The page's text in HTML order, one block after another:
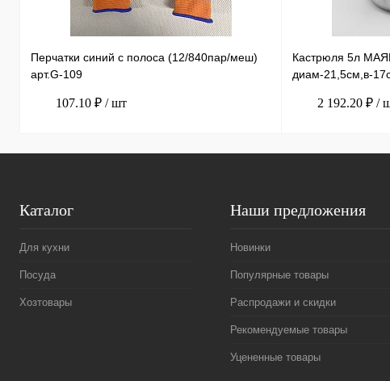
Перчатки синий с полоса (12/840пар/меш)
арт.G-109
107.10 ₽ / шт
Кастрюля 5л
диам-21,5см,в-
2 192.20 ₽ /
Каталог
Для кухни
Посуда
Хозтовары
Наши предложения
Новинки
Популярные товары
Распродажи и скидки
Рекомендуемые товары
Уцененные товары